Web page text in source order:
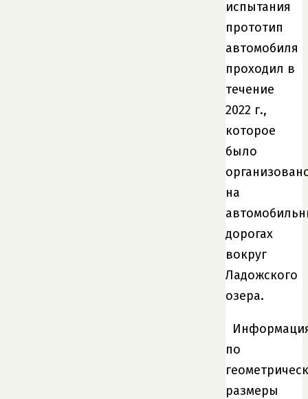
испытания
прототип
автомобиля
проходил в
течение
2022 г.,
которое
было
на
дорогах
вокруг
Ладожского
озера.
по
размеры